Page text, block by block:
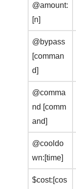
@amount:
[n]
@bypass
[comman
d]
@comma
nd [comm
and]
@cooldo
wn:[time]
$cost:[cos